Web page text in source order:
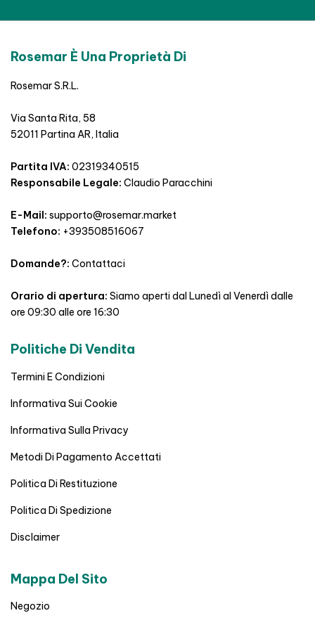
Rosemar È Una Proprietà Di
Rosemar S.R.L.
Via Santa Rita, 58
52011 Partina AR, Italia
Partita IVA: 02319340515
Responsabile Legale: Claudio Paracchini
E-Mail: supporto@rosemar.market
Telefono: +393508516067
Domande?: Contattaci
Orario di apertura: Siamo aperti dal Lunedì al Venerdì dalle
ore 09:30 alle ore 16:30
Politiche Di Vendita
Termini E Condizioni
Informativa Sui Cookie
Informativa Sulla Privacy
Metodi Di Pagamento Accettati
Politica Di Restituzione
Politica Di Spedizione
Disclaimer
Mappa Del Sito
Negozio